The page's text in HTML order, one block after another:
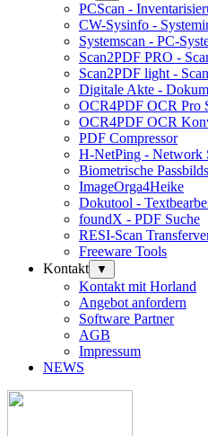
PCScan -
CW-Sysinfo -
Systemscan - PC-
Scan2PDF PRO -
Scan2PDF light -
Digitale Akte -
OCR4PDF OCR Pro
OCR4PDF OCR
PDF Compressor
H-NetPing - Network
Biometrische
ImageOrga4Heike
Dokutool -
foundX - PDF Suche
RESI-Scan
Freeware Tools
Kontakt
▼
Kontakt mit Horland
Angebot anfordern
Software Partner
AGB
Impressum
NEWS